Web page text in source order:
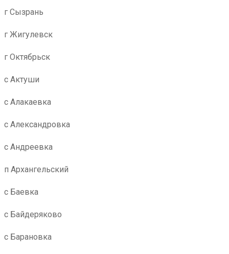
г Сызрань
г Жигулевск
г Октябрьск
с Актуши
с Алакаевка
с Александровка
с Андреевка
п Архангельский
с Баевка
с Байдеряково
с Барановка